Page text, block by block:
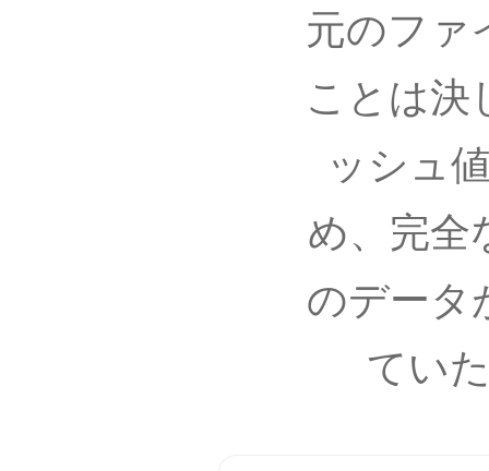
元のファ
ことは決
ッシュ
め、完全
のデータ
てい